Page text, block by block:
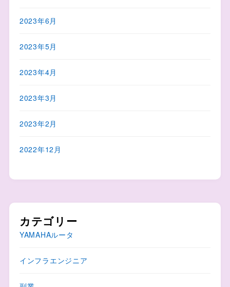
2023年6月
2023年5月
2023年4月
2023年3月
2023年2月
2022年12月
カテゴリー
YAMAHAルータ
インフラエンジニア